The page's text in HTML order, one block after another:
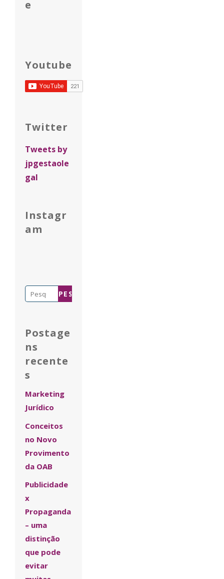
e
Youtube
Twitter
Tweets by
jpgestaole
gal
Instagr
am
Pesquisar
Postage
ns
recente
s
Marketing
Jurídico
Conceitos
no Novo
Provimento
da OAB
Publicidade
x
Propaganda
– uma
distinção
que pode
evitar